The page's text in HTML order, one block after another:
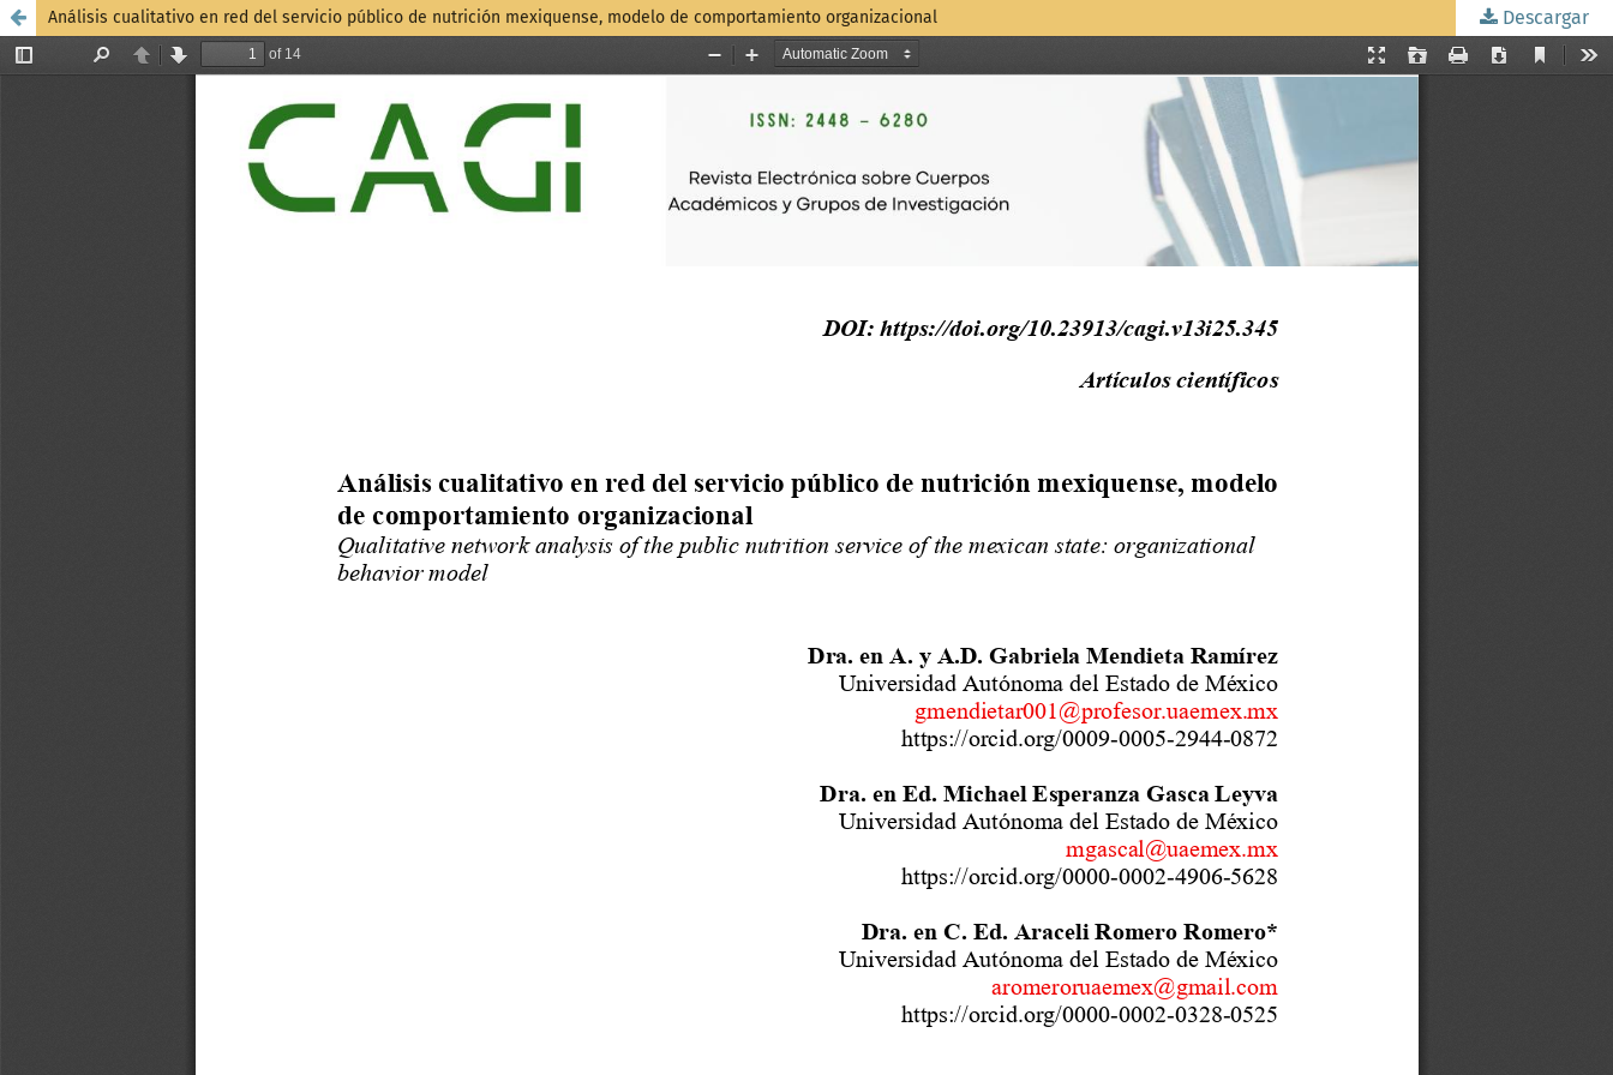
Análisis cualitativo en red del servicio público de nutrición mexiquense, modelo de comportamiento organizacional Descargar